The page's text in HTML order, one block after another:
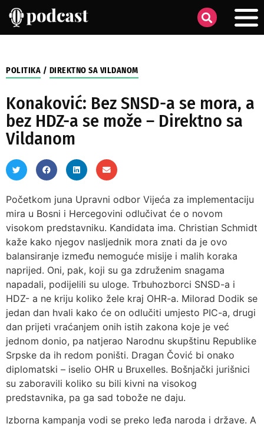
POLITIKA / DIREKTNO SA VILDANOM
Konaković: Bez SNSD-a se mora, a
bez HDZ-a se može – Direktno sa
Vildanom
Početkom juna Upravni odbor Vijeća za implementaciju
mira u Bosni i Hercegovini odlučivat će o novom
visokom predstavniku. Kandidata ima. Christian Schmidt
kaže kako njegov nasljednik mora znati da je ovo
balansiranje između nemoguće misije i malih koraka
naprijed. Oni, pak, koji su ga združenim snagama
napadali, podijelili su uloge. Trbuhozborci SNSD-a i
HDZ- a ne kriju koliko žele kraj OHR-a. Milorad Dodik se
jedan dan hvali kako će on odlučiti umjesto PIC-a, drugi
dan prijeti vraćanjem onih istih zakona koje je već
jednom donio, pa natjerao Narodnu skupštinu Republike
Srpske da ih redom poništi. Dragan Čović bi onako
diplomatski – iselio OHR u Bruxelles. Bošnjački jurišnici
su zaboravili koliko su bili kivni na visokog
predstavnika, pa ga sad tobože ne daju.
Izborna kampanja vodi se preko leđa naroda i države. A